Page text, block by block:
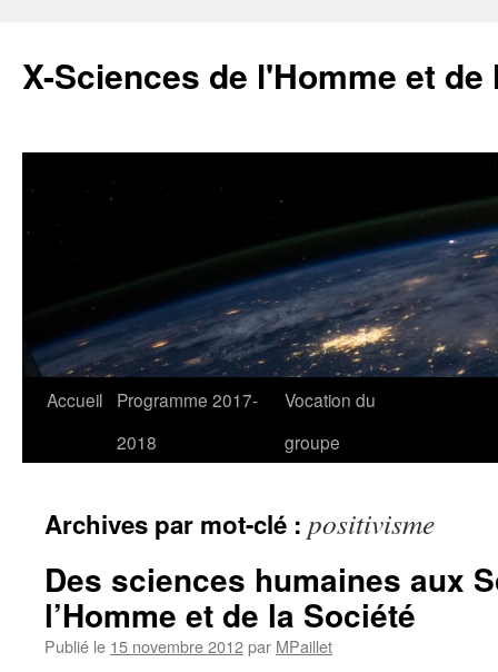
X-Sciences de l'Homme et de
Aller
Accueil
Programme 2017-
2018
Vocation du
groupe
Archives par mot-clé : positivisme
Des sciences humaines aux
l’Homme et de la Société
Publié le 15 novembre 2012par MPaillet